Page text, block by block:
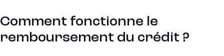
Comment fonctionne le
remboursement du crédit ?